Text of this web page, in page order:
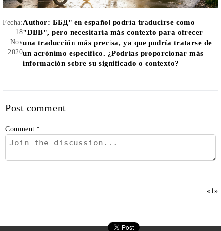
Fecha:
18
Nov
2020
Author: ББД" en español podría traducirse como
"DBB", pero necesitaría más contexto para ofrecer
una traducción más precisa, ya que podría tratarse de
un acrónimo específico. ¿Podrías proporcionar más
información sobre su significado o contexto?
Post comment
Comment:*
«1»